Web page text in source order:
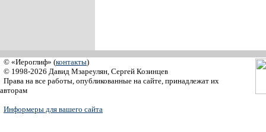
© «Иероглиф» (контакты)
© 1998-2026 Давид Мзареулян, Сергей Козинцев
Права на все работы, опубликованные на сайте, принадлежат их
авторам
Информеры для вашего сайта